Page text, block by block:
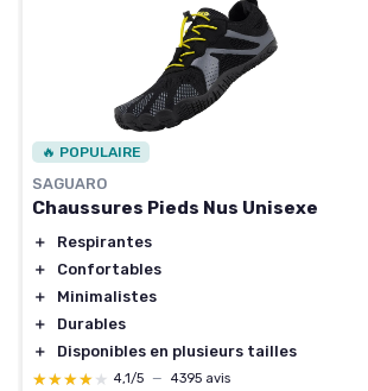
🔥 POPULAIRE
SAGUARO
Chaussures Pieds Nus Unisexe
＋
Respirantes
＋
Confortables
＋
Minimalistes
＋
Durables
＋
Disponibles en plusieurs tailles
★★★★★
★★★★★ 4,1/5 — 4395 avis